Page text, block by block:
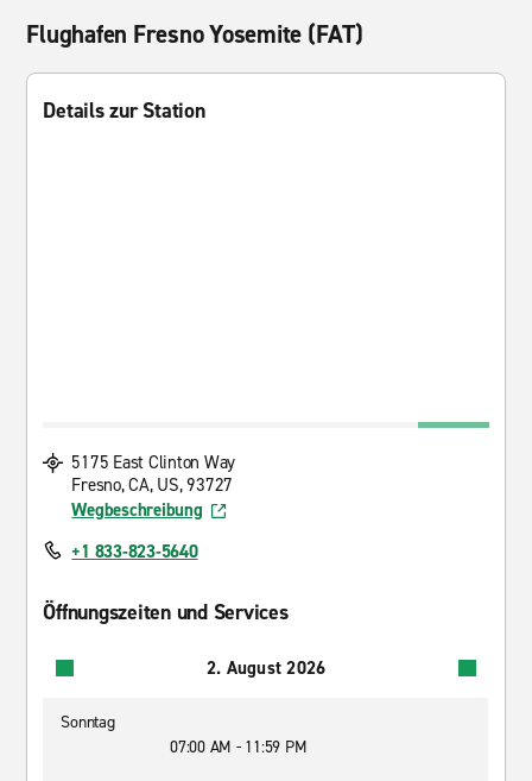
Flughafen Fresno Yosemite (FAT)
Details zur Station
5175 East Clinton Way
Fresno, CA, US, 93727
Wegbeschreibung
+1 833-823-5640
Öffnungszeiten und Services
2. August 2026
Sonntag
07:00 AM - 11:59 PM